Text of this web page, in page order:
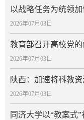
以战略任务为统领
2026年07月03日
教育部召开高校党
2026年07月03日
陕西：加速将科教
2026年07月03日
同济大学以“教案式